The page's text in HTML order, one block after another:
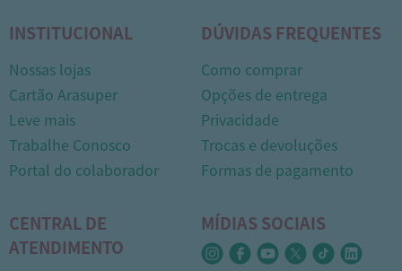
INSTITUCIONAL
Nossas lojas
Cartão Arasuper
Leve mais
Trabalhe Conosco
Portal do colaborador
DÚVIDAS FREQUENTES
Como comprar
Opções de entrega
Privacidade
Trocas e devoluções
Formas de pagamento
CENTRAL DE
ATENDIMENTO
MÍDIAS SOCIAIS